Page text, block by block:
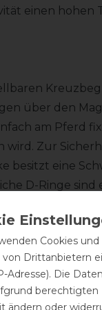
einen hohen
über den
am Pferd
wird. Zur
besitzt eine
D-Ringe sind
gefertigt.
geschnitten
nicht
Cookies
von Drittanbietern
Adresse). Die
berechtigten
ändern oder